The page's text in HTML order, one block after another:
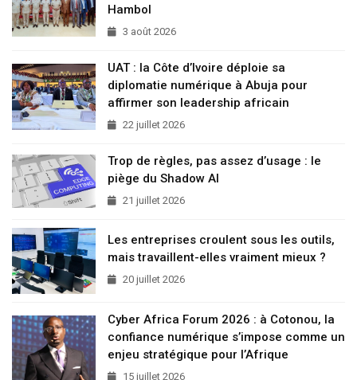
Hambol
3 août 2026
UAT : la Côte d’Ivoire déploie sa
diplomatie numérique à Abuja pour
affirmer son leadership africain
22 juillet 2026
Trop de règles, pas assez d’usage : le
piège du Shadow AI
21 juillet 2026
Les entreprises croulent sous les outils,
mais travaillent-elles vraiment mieux ?
20 juillet 2026
Cyber Africa Forum 2026 : à Cotonou, la
confiance numérique s’impose comme un
enjeu stratégique pour l’Afrique
15 juillet 2026